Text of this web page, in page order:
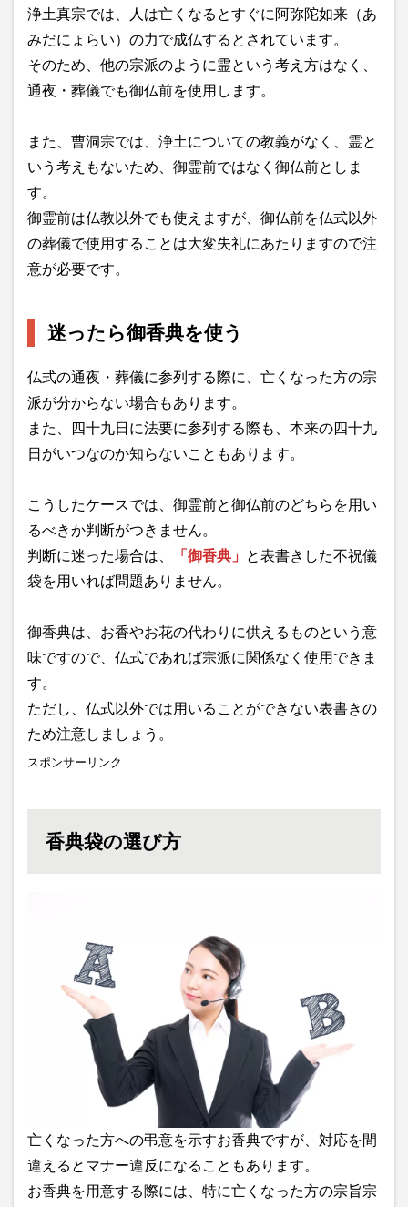
浄土真宗では、人は亡くなるとすぐに阿弥陀如来（あ
みだにょらい）の力で成仏するとされています。
そのため、他の宗派のように霊という考え方はなく、
通夜・葬儀でも御仏前を使用します。
また、曹洞宗では、浄土についての教義がなく、霊と
いう考えもないため、御霊前ではなく御仏前としま
す。
御霊前は仏教以外でも使えますが、御仏前を仏式以外
の葬儀で使用することは大変失礼にあたりますので注
意が必要です。
迷ったら御香典を使う
仏式の通夜・葬儀に参列する際に、亡くなった方の宗
派が分からない場合もあります。
また、四十九日に法要に参列する際も、本来の四十九
日がいつなのか知らないこともあります。
こうしたケースでは、御霊前と御仏前のどちらを用い
るべきか判断がつきません。
判断に迷った場合は、
「御香典」
と表書きした不祝儀
袋を用いれば問題ありません。
御香典は、お香やお花の代わりに供えるものという意
味ですので、仏式であれば宗派に関係なく使用できま
す。
ただし、仏式以外では用いることができない表書きの
ため注意しましょう。
スポンサーリンク
香典袋の選び方
亡くなった方への弔意を示すお香典ですが、対応を間
違えるとマナー違反になることもあります。
お香典を用意する際には、特に亡くなった方の宗旨宗